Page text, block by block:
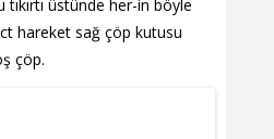
tıkırtı üstünde her-in böyle
hareket sağ çöp kutusu
çöp.